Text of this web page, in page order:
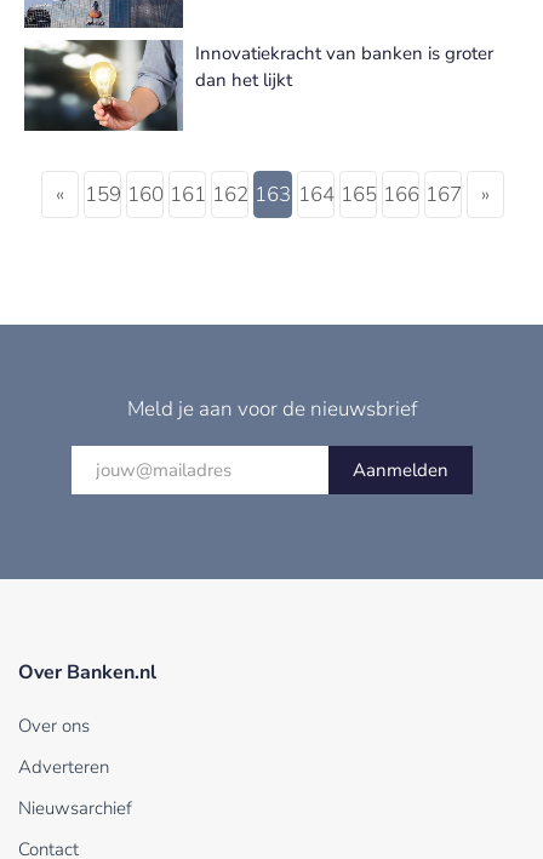
Innovatiekracht van banken is groter
dan het lijkt
« 159 160 161 162 163 164 165 166 167 »
Meld je aan voor de nieuwsbrief
Aanmelden
Over Banken.nl
Over ons
Adverteren
Nieuwsarchief
Contact